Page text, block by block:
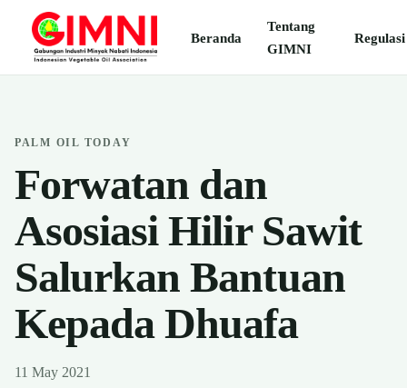
Beranda
Tentang
GIMNI
Regulasi
PALM OIL TODAY
Forwatan dan
Asosiasi Hilir Sawit
Salurkan Bantuan
Kepada Dhuafa
11 May 2021